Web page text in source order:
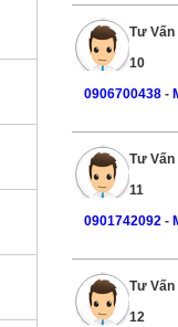
Tư Vấn
10
0906700438-
Tư Vấn
11
0901742092 -
Tư Vấn
12